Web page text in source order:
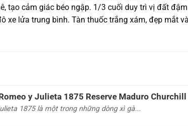
tạo cảm giác béo ngập. 1/3 cuối duy trì vị đất
xe lửa trung bình. Tàn thuốc trắng xám, đẹp mắt
y Julieta 1875 Reserve Maduro Churchill
1875 là một trong những dòng xì gà...